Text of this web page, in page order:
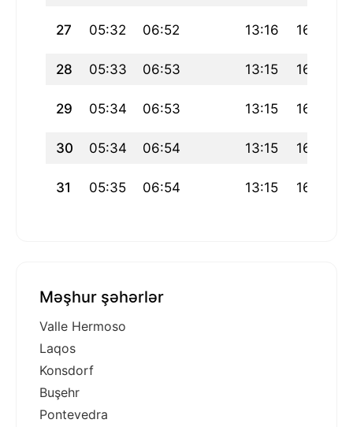
27 05:32 06:52 13:16 16:47
28 05:33 06:53 13:15 16:46
29 05:34 06:53 13:15 16:46
30 05:34 06:54 13:15 16:46
31 05:35 06:54 13:15 16:45
Məşhur şəhərlər
Valle Hermoso
Laqos
Konsdorf
Buşehr
Pontevedra